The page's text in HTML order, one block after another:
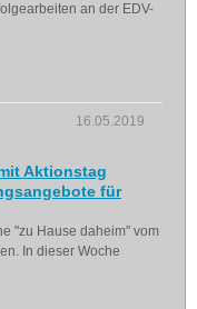
an der EDV-
16.05.2019
Aktionstag
für
"zu Hause daheim" vom
In dieser Woche